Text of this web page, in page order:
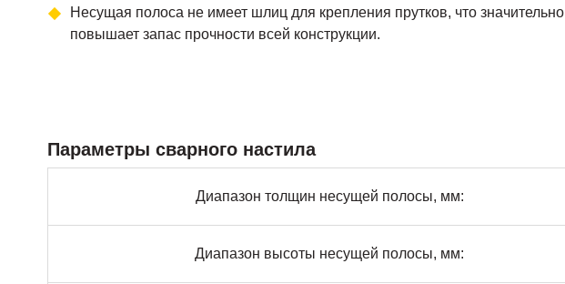
Несущая полоса не имеет шлиц для крепления прутков, что значительно
повышает запас прочности всей конструкции.
Параметры сварного настила
Диапазон толщин несущей полосы, мм:
Диапазон высоты несущей полосы, мм: